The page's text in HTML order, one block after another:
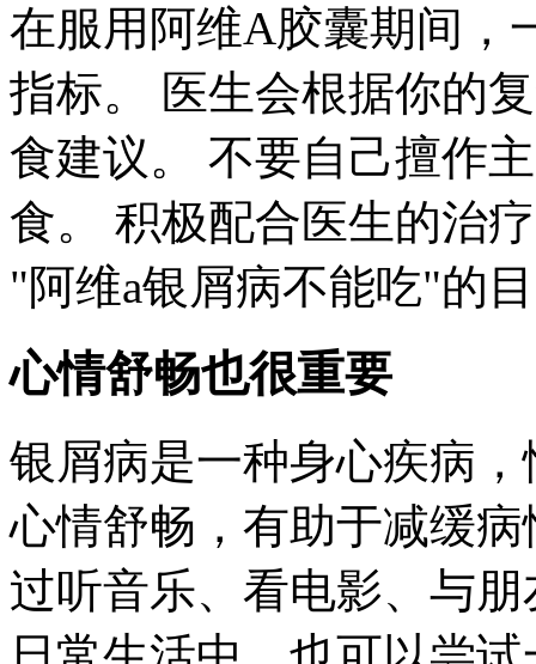
在服用阿维A胶囊期间，
指标。 医生会根据你的
食建议。 不要自己擅作
食。 积极配合医生的治
"阿维a银屑病不能吃"的
心情舒畅也很重要
银屑病是一种身心疾病
心情舒畅，有助于减缓
过听音乐、看电影、与